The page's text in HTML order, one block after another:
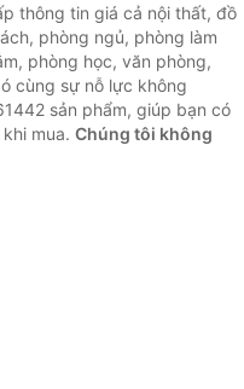
thông tin giá cả nội thất, đồ
phòng ngủ, phòng làm
phòng học, văn phòng,
cùng sự nỗ lực không
sản phẩm, giúp bạn có
mua. Chúng tôi không